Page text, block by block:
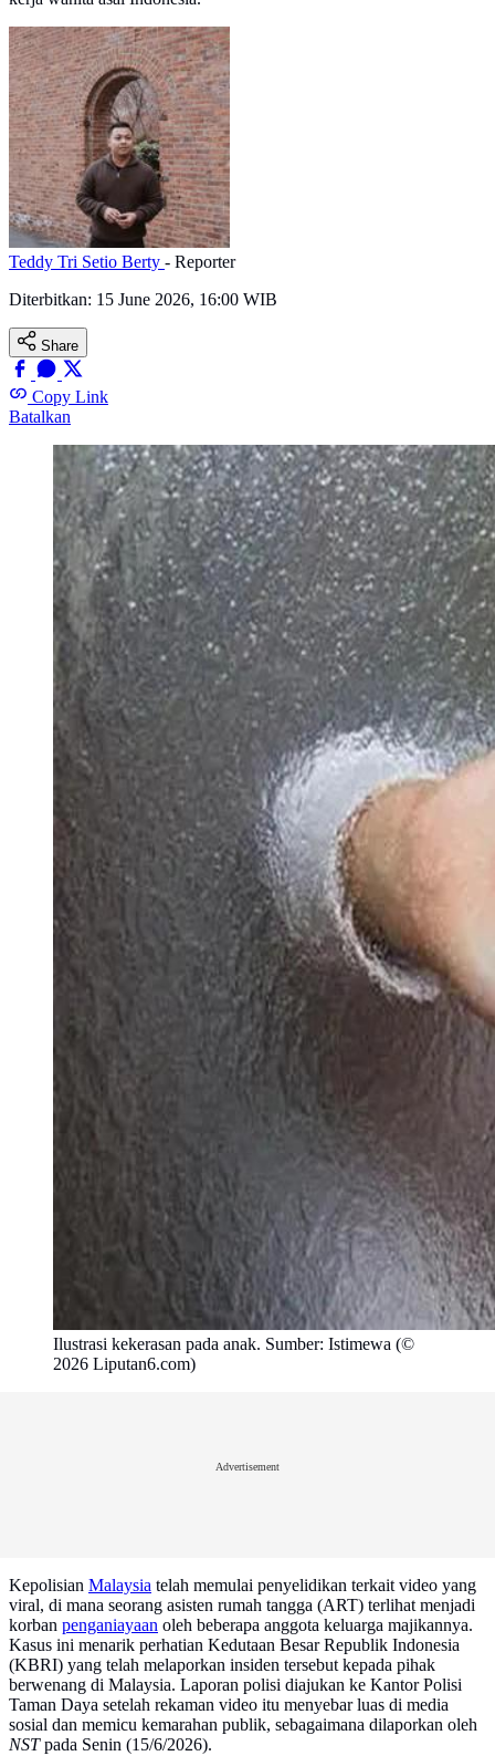
Teddy Tri Setio Berty - Reporter
Diterbitkan: 15 June 2026, 16:00 WIB
Share
Copy Link
Batalkan
Ilustrasi kekerasan pada anak. Sumber: Istimewa (©
2026 Liputan6.com)
Advertisement
Kepolisian Malaysia telah memulai penyelidikan terkait video yang
viral, di mana seorang asisten rumah tangga (ART) terlihat menjadi
korban penganiayaan oleh beberapa anggota keluarga majikannya.
Kasus ini menarik perhatian Kedutaan Besar Republik Indonesia
(KBRI) yang telah melaporkan insiden tersebut kepada pihak
berwenang di Malaysia. Laporan polisi diajukan ke Kantor Polisi
Taman Daya setelah rekaman video itu menyebar luas di media
sosial dan memicu kemarahan publik, sebagaimana dilaporkan oleh
NSTpada Senin (15/6/2026).